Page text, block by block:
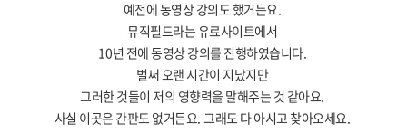
예전에 동영상 강의도 했거든요
뮤직필드라는 유료사이트에서
10년 전에 동영상 강의를 진행하였습니다.
벌써 오랜 시간이 지났지만
그러한 것들이 저의 영향력을 말해주는 것 같아요
사실 이곳은 간판도 없거든요 그래도 다 아시고 찾아오세요